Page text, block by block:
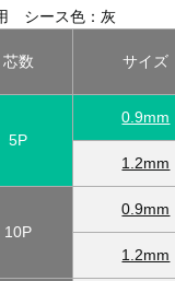
シース色：灰
芯数 サイズ
5P
0.9mm
1.2mm
10P
0.9mm
1.2mm